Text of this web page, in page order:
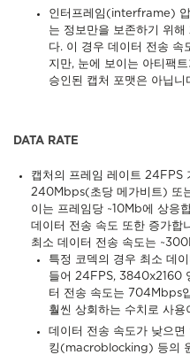
인터프레임(interframe) 압
는 정보만을 보존하기 위해
다. 이 경우 데이터 전송
지만, 눈에 보이는 아티팩
승인된 캡처 포맷은 아닙니
DATA RATE
캡처의 프레임 레이트 24FPS
240Mbps(초당 메가비트) 또
이는 프레임당 ~10Mb에 상응
데이터 전송 속도 또한 증가합
최소 데이터 전송 속도는
특정 코덱의 경우 최소 데
들어 24FPS, 3840x2160
터 전송 속도는 704Mbps
훨씬 상회하는 수치로 사용
데이터 전송 속도가 낮으면
킹(macroblocking) 등의